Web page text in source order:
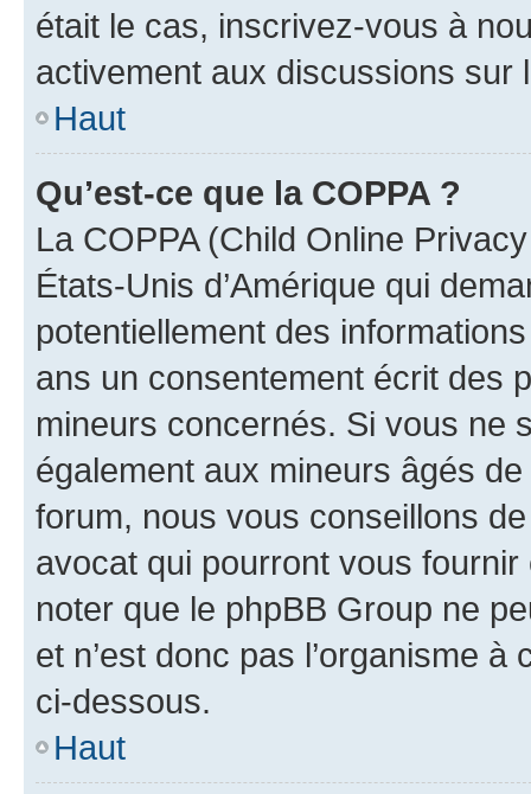
était le cas, inscrivez-vous à
activement aux discussions sur
Haut
Qu’est-ce que la COPPA ?
La COPPA (Child Online
États-Unis d’Amérique qui
potentiellement des
ans un consentement écrit des
mineurs concernés. Si vous ne
également aux mineurs âgés
forum, nous vous conseillons
avocat qui pourront vous
noter que le phpBB Group ne
et n’est donc pas l’organisme
ci-dessous.
Haut